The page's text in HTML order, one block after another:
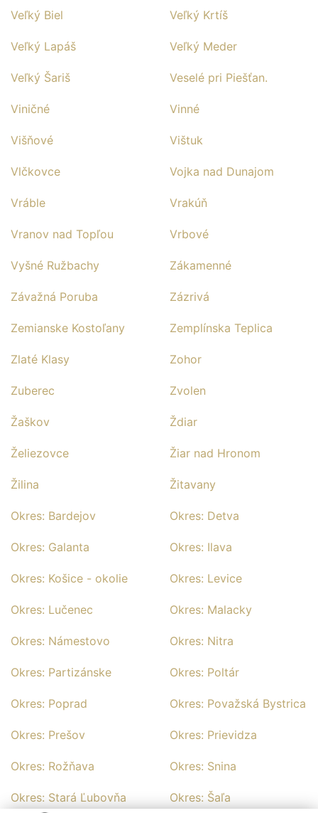
Veľký Biel Veľký Krtíš
Veľký Lapáš Veľký Meder
Veľký Šariš Veselé pri Piešťan.
Viničné Vinné
Višňové Vištuk
Vlčkovce Vojka nad Dunajom
Vráble Vrakúň
Vranov nad Topľou Vrbové
Vyšné Ružbachy Zákamenné
Závažná Poruba Zázrivá
Zemianske Kostoľany Zemplínska Teplica
Zlaté Klasy Zohor
Zuberec Zvolen
Žaškov Ždiar
Želiezovce Žiar nad Hronom
Žilina Žitavany
Okres: Bardejov Okres: Detva
Okres: Galanta Okres: Ilava
Okres: Košice - okolie Okres: Levice
Okres: Lučenec Okres: Malacky
Okres: Námestovo Okres: Nitra
Okres: Partizánske Okres: Poltár
Okres: Poprad Okres: Považská Bystrica
Okres: Prešov Okres: Prievidza
Okres: Rožňava Okres: Snina
Okres: Stará Ľubovňa Okres: Šaľa